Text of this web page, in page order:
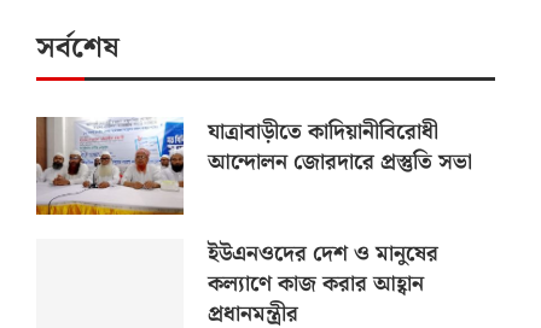
সর্বশেষ
যাত্রাবাড়ীতে কাদিয়ানীবিরোধী
আন্দোলন জোরদারে প্রস্তুতি সভা
ইউএনওদের দেশ ও মানুষের
কল্যাণে কাজ করার আহ্বান
প্রধানমন্ত্রীর